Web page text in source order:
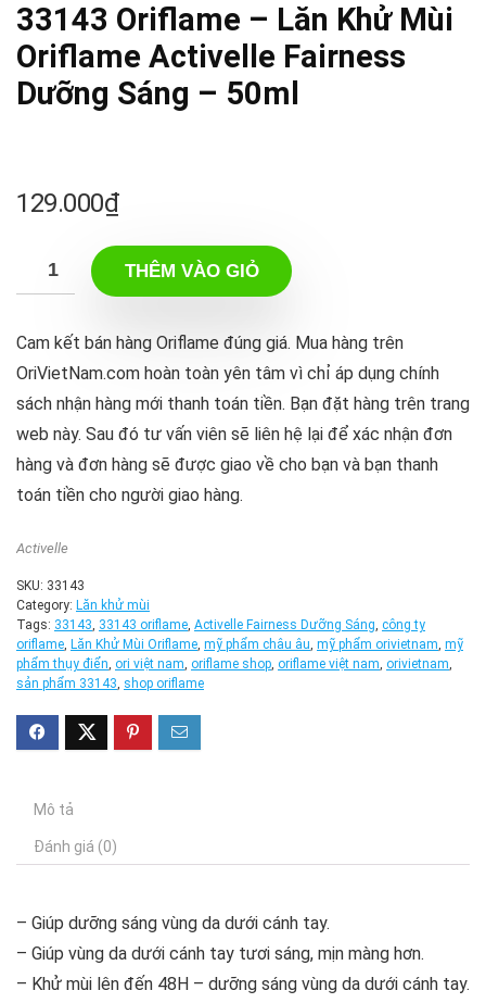
33143 Oriflame – Lăn Khử Mùi
Oriflame Activelle Fairness
Dưỡng Sáng – 50ml
129.000₫
THÊM VÀO GIỎ
Cam kết bán hàng Oriflame đúng giá. Mua hàng trên
OriVietNam.com hoàn toàn yên tâm vì chỉ áp dụng chính
sách nhận hàng mới thanh toán tiền. Bạn đặt hàng trên trang
web này. Sau đó tư vấn viên sẽ liên hệ lại để xác nhận đơn
hàng và đơn hàng sẽ được giao về cho bạn và bạn thanh
toán tiền cho người giao hàng.
Activelle
SKU: 33143
Category: Lăn khử mùi
Tags: 33143, 33143 oriflame, Activelle Fairness Dưỡng Sáng, công ty
oriflame, Lăn Khử Mùi Oriflame, mỹ phẩm châu âu, mỹ phẩm orivietnam, mỹ
phẩm thụy điển, ori việt nam, oriflame shop, oriflame việt nam, orivietnam,
sản phẩm 33143, shop oriflame
Mô tả
Đánh giá (0)
– Giúp dưỡng sáng vùng da dưới cánh tay.
– Giúp vùng da dưới cánh tay tươi sáng, mịn màng hơn.
– Khử mùi lên đến 48H – dưỡng sáng vùng da dưới cánh tay.